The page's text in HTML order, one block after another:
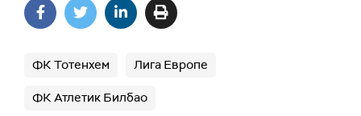
ФК Тотенхем Лига Европе
ФК Атлетик Билбао